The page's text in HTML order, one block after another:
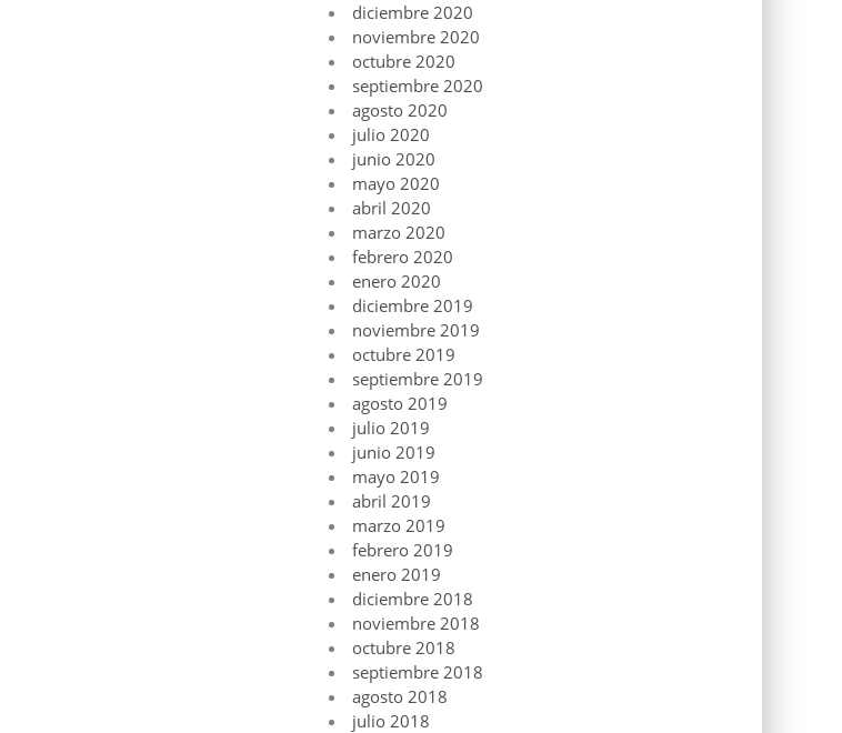
diciembre 2020
noviembre 2020
octubre 2020
septiembre 2020
agosto 2020
julio 2020
junio 2020
mayo 2020
abril 2020
marzo 2020
febrero 2020
enero 2020
diciembre 2019
noviembre 2019
octubre 2019
septiembre 2019
agosto 2019
julio 2019
junio 2019
mayo 2019
abril 2019
marzo 2019
febrero 2019
enero 2019
diciembre 2018
noviembre 2018
octubre 2018
septiembre 2018
agosto 2018
julio 2018